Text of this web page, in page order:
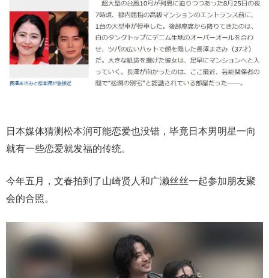
日本媒体猜测松本润可能恋爱也没错，毕竟日本男明星一向
就有一些恋爱就发福的传统。
今年五月，文春拍到了山崎贤人和广濑丝丝一起参加朋友聚
会的合照。